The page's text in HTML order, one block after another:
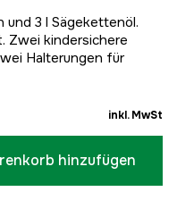
und 3 l Sägekettenöl.
Zwei kindersichere
Halterungen für
inkl. MwSt
hinzufügen